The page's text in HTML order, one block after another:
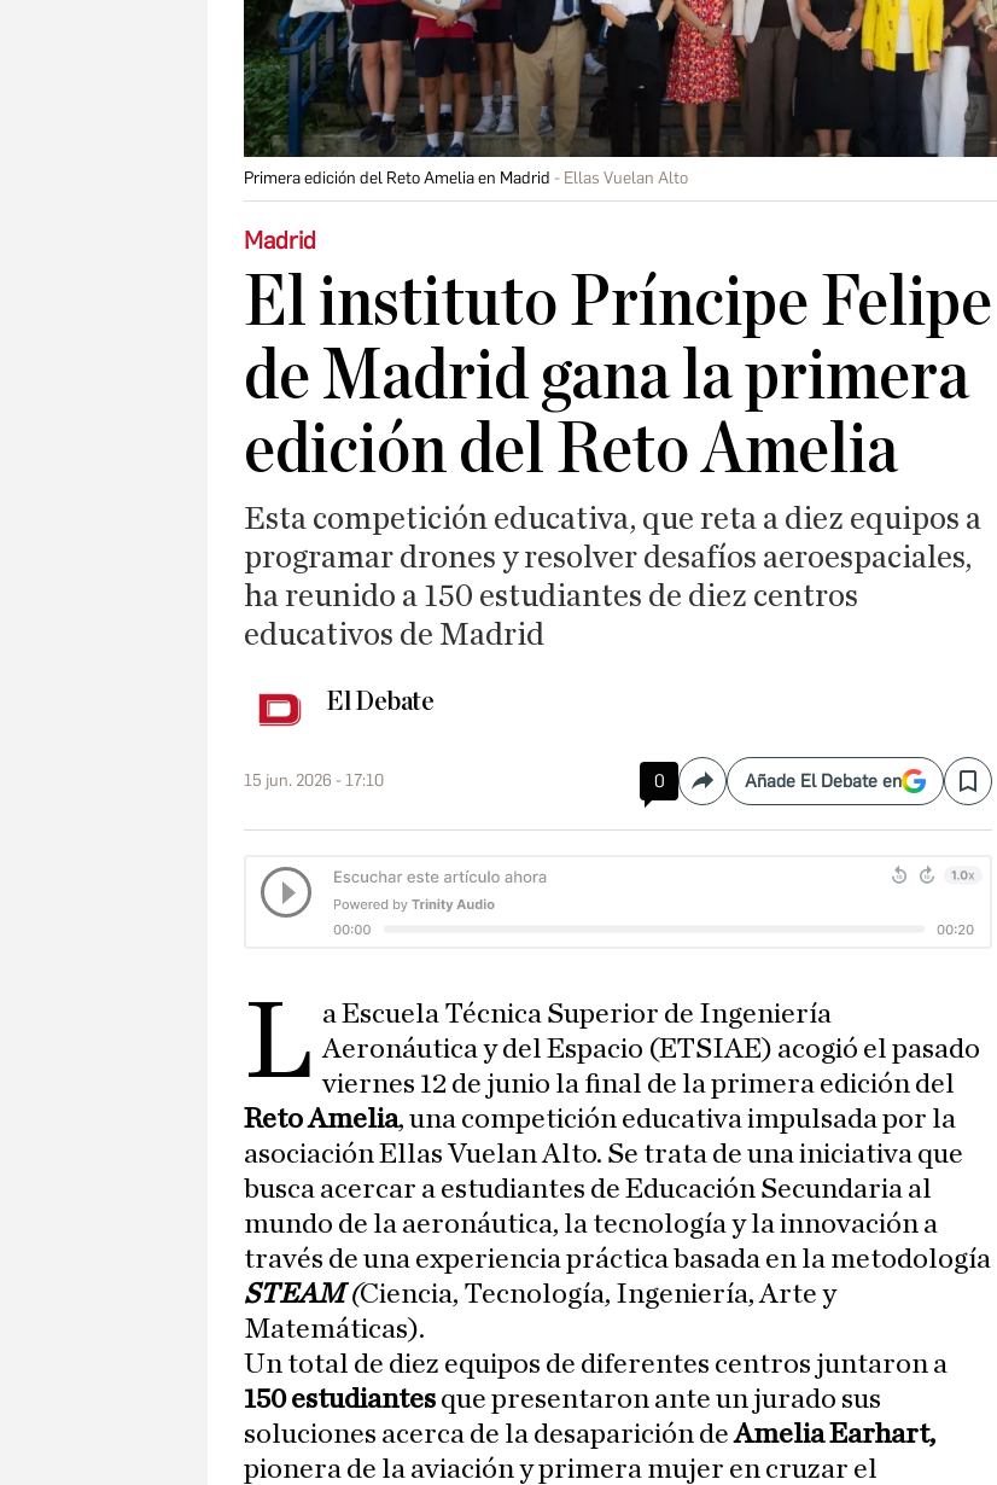
Primera edición del Reto Amelia en Madrid Ellas Vuelan Alto
Madrid
El instituto Príncipe Felipe
de Madrid gana la primera
edición del Reto Amelia
Esta competición educativa, que reta a diez equipos a
programar drones y resolver desafíos aeroespaciales,
ha reunido a 150 estudiantes de diez centros
educativos de Madrid
El Debate
15 jun. 2026 - 17:10 0 CompartirAñade El Debate en Save
L a Escuela Técnica Superior de Ingeniería
Aeronáutica y del Espacio (ETSIAE) acogió el pasado
viernes 12 de junio la final de la primera edición del
Reto Amelia, una competición educativa impulsada por la
asociación Ellas Vuelan Alto. Se trata de una iniciativa que
busca acercar a estudiantes de Educación Secundaria al
mundo de la aeronáutica, la tecnología y la innovación a
través de una experiencia práctica basada en la metodología
STEAM(Ciencia, Tecnología, Ingeniería, Arte y
Matemáticas).
Un total de diez equipos de diferentes centros juntaron a
150 estudiantes que presentaron ante un jurado sus
soluciones acerca de la desaparición deAmelia Earhart,
pionera de la aviación y primera mujer en cruzar el